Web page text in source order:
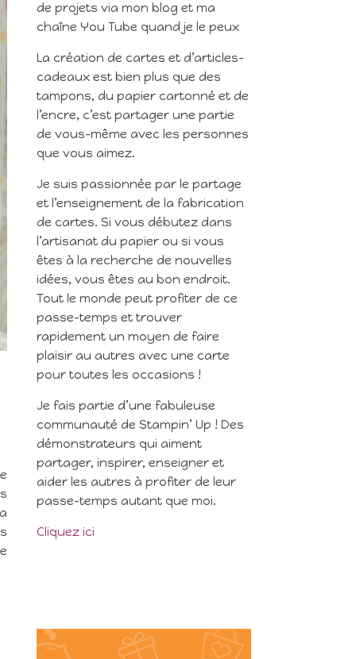
de projets via mon blog et ma
chaîne You Tube quand je le peux
La création de cartes et d’articles-
cadeaux est bien plus que des
tampons, du papier cartonné et de
l’encre, c’est partager une partie
de vous-même avec les personnes
que vous aimez.
Je suis passionnée par le partage
et l’enseignement de la fabrication
de cartes. Si vous débutez dans
l’artisanat du papier ou si vous
êtes à la recherche de nouvelles
idées, vous êtes au bon endroit.
Tout le monde peut profiter de ce
passe-temps et trouver
rapidement un moyen de faire
plaisir au autres avec une carte
pour toutes les occasions !
Je fais partie d’une fabuleuse
communauté de Stampin’ Up ! Des
démonstrateurs qui aiment
partager, inspirer, enseigner et
aider les autres à profiter de leur
passe-temps autant que moi.
Cliquez ici